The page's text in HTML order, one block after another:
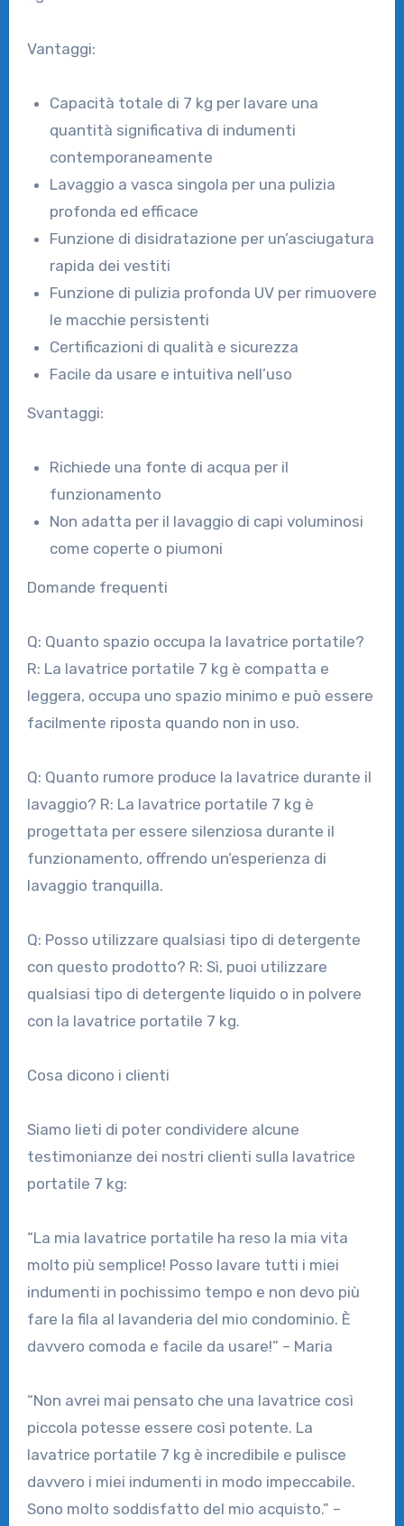
Vantaggi:
Capacità totale di 7 kg per lavare una
quantità significativa di indumenti
contemporaneamente
Lavaggio a vasca singola per una pulizia
profonda ed efficace
Funzione di disidratazione per un’asciugatura
rapida dei vestiti
Funzione di pulizia profonda UV per rimuovere
le macchie persistenti
Certificazioni di qualità e sicurezza
Facile da usare e intuitiva nell’uso
Svantaggi:
Richiede una fonte di acqua per il
funzionamento
Non adatta per il lavaggio di capi voluminosi
come coperte o piumoni
Domande frequenti
Q: Quanto spazio occupa la lavatrice portatile?
R: La lavatrice portatile 7 kg è compatta e
leggera, occupa uno spazio minimo e può essere
facilmente riposta quando non in uso.
Q: Quanto rumore produce la lavatrice durante il
lavaggio? R: La lavatrice portatile 7 kg è
progettata per essere silenziosa durante il
funzionamento, offrendo un’esperienza di
lavaggio tranquilla.
Q: Posso utilizzare qualsiasi tipo di detergente
con questo prodotto? R: Sì, puoi utilizzare
qualsiasi tipo di detergente liquido o in polvere
con la lavatrice portatile 7 kg.
Cosa dicono i clienti
Siamo lieti di poter condividere alcune
testimonianze dei nostri clienti sulla lavatrice
portatile 7 kg:
“La mia lavatrice portatile ha reso la mia vita
molto più semplice! Posso lavare tutti i miei
indumenti in pochissimo tempo e non devo più
fare la fila al lavanderia del mio condominio. È
davvero comoda e facile da usare!” – Maria
“Non avrei mai pensato che una lavatrice così
piccola potesse essere così potente. La
lavatrice portatile 7 kg è incredibile e pulisce
davvero i miei indumenti in modo impeccabile.
Sono molto soddisfatto del mio acquisto.” –